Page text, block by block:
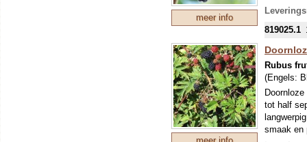
meer info
819025.1
meer info
Rubus
(Engels:
tot half
smaak en